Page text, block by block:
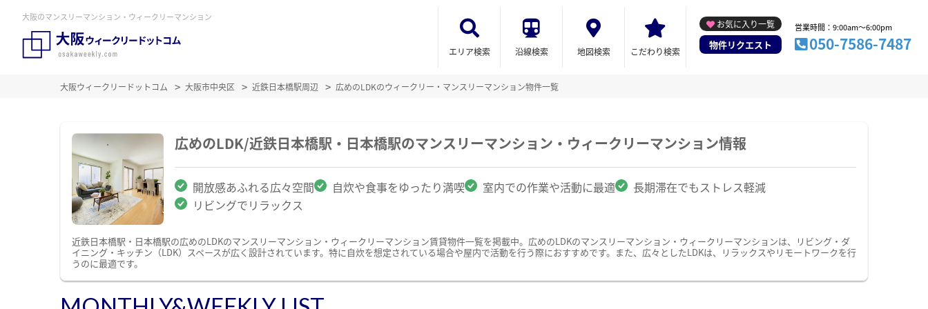
大阪のマンスリーマンション・ウィークリーマンション
エリア検索 沿線検索 地図検索 こだわり検索
お気に入り一覧
物件リクエスト
営業時間：9:00am～6:00pm
050-7586-7487
大阪ウィークリードットコム 大阪市中央区 近鉄日本橋駅周辺 広めのLDKのウィークリー・マンスリーマンション物件一覧
広めのLDK/近鉄日本橋駅・日本橋駅のマンスリーマンション・ウィークリーマンション情報
開放感あふれる広々空間 自炊や食事をゆったり満喫 室内での作業や活動に最適
長期滞在でもストレス軽減
リビングでリラックス
近鉄日本橋駅・日本橋駅の広めのLDKのマンスリーマンション・ウィークリーマンション賃貸物件一覧を掲載中。広めのLDKのマンスリーマンション・ウィークリーマンションは、リビング・ダ
イニング・キッチン（LDK）スペースが広く設計されています。特に自炊を想定されている場合や屋内で活動を行う際におすすめです。また、広々としたLDKは、リラックスやリモートワークを行
うのに最適です。